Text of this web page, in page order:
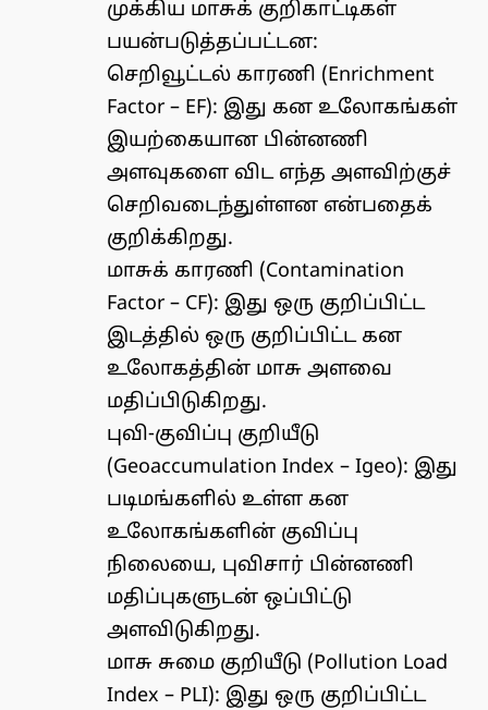
முக்கிய மாசுக் குறிகாட்டிகள்
பயன்படுத்தப்பட்டன:
செறிவூட்டல் காரணி (Enrichment
Factor – EF): இது கன உலோகங்கள்
இயற்கையான பின்னணி
அளவுகளை விட எந்த அளவிற்குச்
செறிவடைந்துள்ளன என்பதைக்
குறிக்கிறது.
மாசுக் காரணி (Contamination
Factor – CF): இது ஒரு குறிப்பிட்ட
இடத்தில் ஒரு குறிப்பிட்ட கன
உலோகத்தின் மாசு அளவை
மதிப்பிடுகிறது.
புவி-குவிப்பு குறியீடு
(Geoaccumulation Index – Igeo): இது
படிமங்களில் உள்ள கன
உலோகங்களின் குவிப்பு
நிலையை, புவிசார் பின்னணி
மதிப்புகளுடன் ஒப்பிட்டு
அளவிடுகிறது.
மாசு சுமை குறியீடு (Pollution Load
Index – PLI): இது ஒரு குறிப்பிட்ட